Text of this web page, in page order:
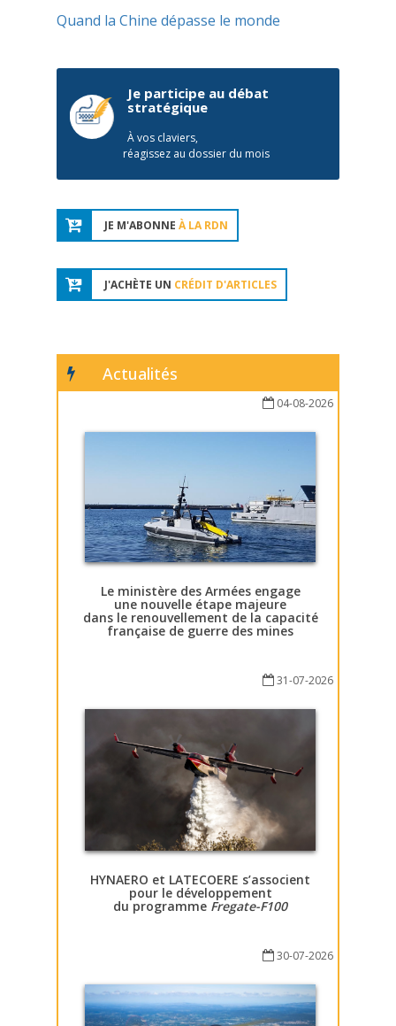
Quand la Chine dépasse le monde
Je participe au débat
stratégique
À vos claviers,
réagissez au dossier du mois
JE M'ABONNE À LA RDN
J'ACHÈTE UN CRÉDIT D'ARTICLES
Actualités
04-08-2026
Le ministère des Armées engage
une nouvelle étape majeure
dans le renouvellement de la capacité
française de guerre des mines
31-07-2026
HYNAERO et LATECOERE s’associent
pour le développement
du programme Fregate-F100
30-07-2026